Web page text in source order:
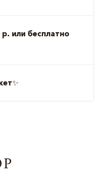
или бесплатно
✨